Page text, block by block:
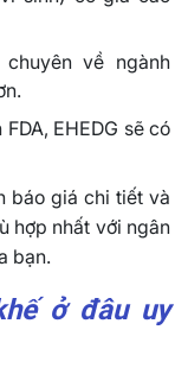
về ngành
EHEDG sẽ có
báo giá chi tiết và
hợp nhất với ngân
bạn.
ở đâu uy